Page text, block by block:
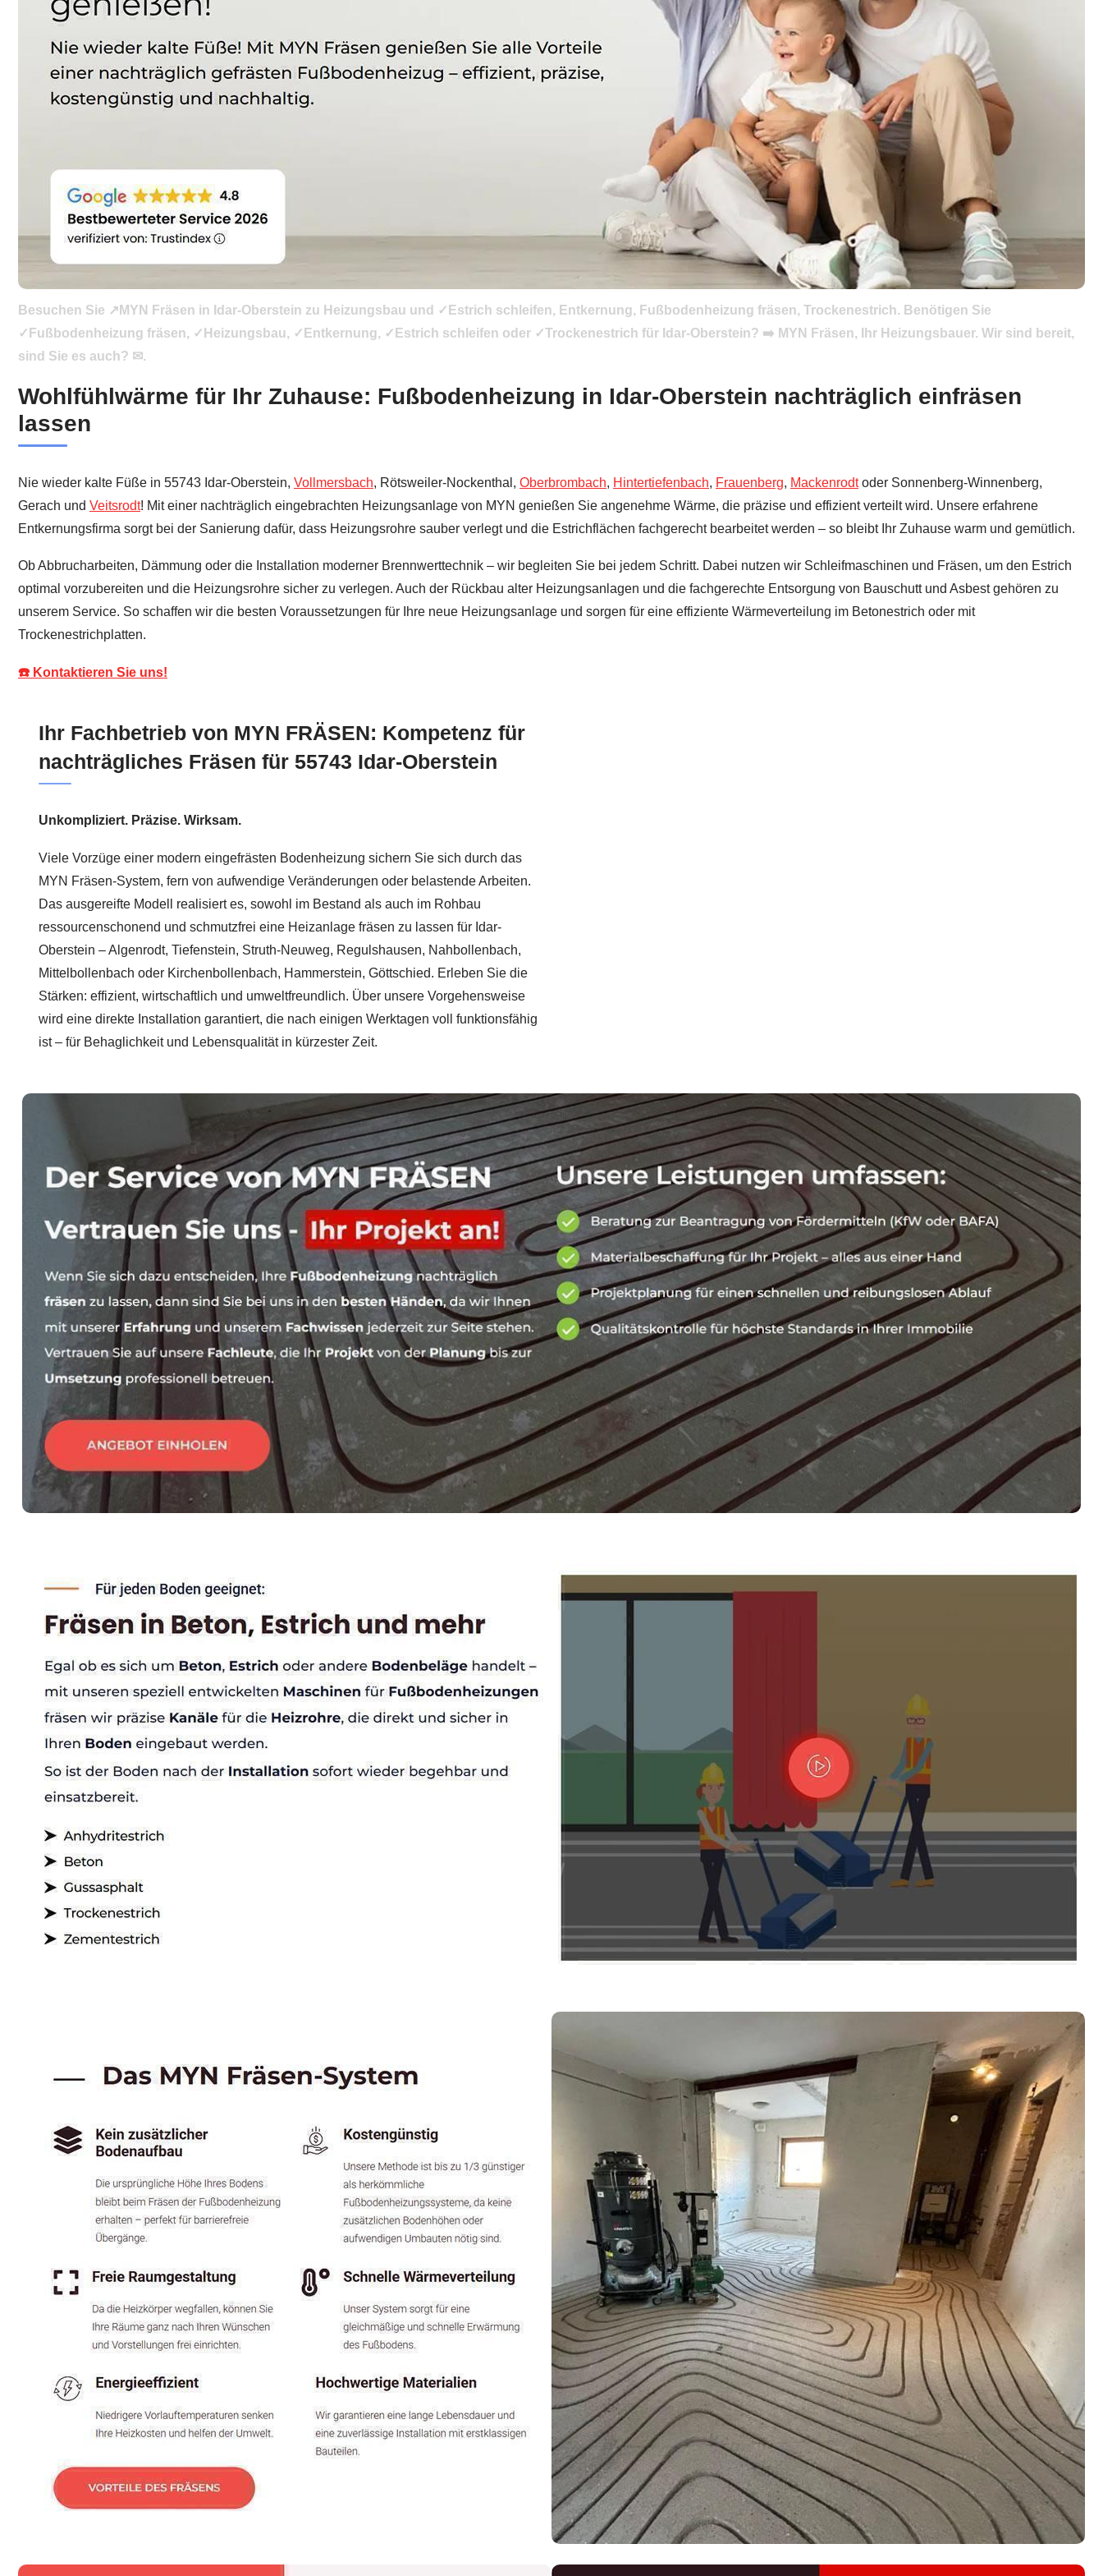
Besuchen Sie ↗️MYN Fräsen in Idar-Oberstein zu Heizungsbau und ✓Estrich schleifen, Entkernung, Fußbodenheizung fräsen, Trockenestrich. Benötigen Sie
✓Fußbodenheizung fräsen, ✓Heizungsbau, ✓Entkernung, ✓Estrich schleifen oder ✓Trockenestrich für Idar-Oberstein? ➡️ MYN Fräsen, Ihr Heizungsbauer. Wir sind bereit,
sind Sie es auch? ✉.
Wohlfühlwärme für Ihr Zuhause: Fußbodenheizung in Idar-Oberstein nachträglich einfräsen
lassen
Nie wieder kalte Füße in 55743 Idar-Oberstein, Vollmersbach, Rötsweiler-Nockenthal, Oberbrombach, Hintertiefenbach, Frauenberg, Mackenrodtoder Sonnenberg-Winnenberg,
Gerach und Veitsrodt! Mit einer nachträglich eingebrachten Heizungsanlage von MYN genießen Sie angenehme Wärme, die präzise und effizient verteilt wird. Unsere erfahrene
Entkernungsfirma sorgt bei der Sanierung dafür, dass Heizungsrohre sauber verlegt und die Estrichflächen fachgerecht bearbeitet werden – so bleibt Ihr Zuhause warm und gemütlich.
Ob Abbrucharbeiten, Dämmung oder die Installation moderner Brennwerttechnik – wir begleiten Sie bei jedem Schritt. Dabei nutzen wir Schleifmaschinen und Fräsen, um den Estrich
optimal vorzubereiten und die Heizungsrohre sicher zu verlegen. Auch der Rückbau alter Heizungsanlagen und die fachgerechte Entsorgung von Bauschutt und Asbest gehören zu
unserem Service. So schaffen wir die besten Voraussetzungen für Ihre neue Heizungsanlage und sorgen für eine effiziente Wärmeverteilung im Betonestrich oder mit
Trockenestrichplatten.
☎️ Kontaktieren Sie uns!
Ihr Fachbetrieb von MYN FRÄSEN: Kompetenz für
nachträgliches Fräsen für 55743 Idar-Oberstein
Unkompliziert. Präzise. Wirksam.
Viele Vorzüge einer modern eingefrästen Bodenheizung sichern Sie sich durch das
MYN Fräsen-System, fern von aufwendige Veränderungen oder belastende Arbeiten.
Das ausgereifte Modell realisiert es, sowohl im Bestand als auch im Rohbau
ressourcenschonend und schmutzfrei eine Heizanlage fräsen zu lassen für Idar-
Oberstein – Algenrodt, Tiefenstein, Struth-Neuweg, Regulshausen, Nahbollenbach,
Mittelbollenbach oder Kirchenbollenbach, Hammerstein, Göttschied. Erleben Sie die
Stärken: effizient, wirtschaftlich und umweltfreundlich. Über unsere Vorgehensweise
wird eine direkte Installation garantiert, die nach einigen Werktagen voll funktionsfähig
ist – für Behaglichkeit und Lebensqualität in kürzester Zeit.